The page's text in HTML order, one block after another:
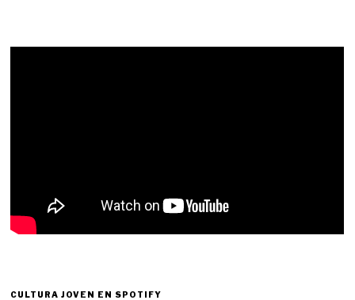
CULTURA JOVEN EN SPOTIFY